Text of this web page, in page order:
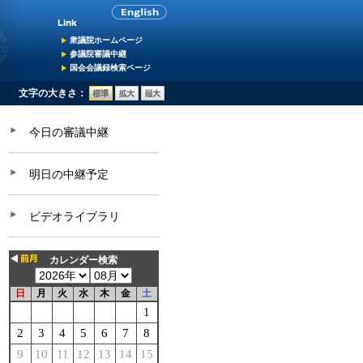
衆議院ホームページ
参議院審議中継
国会会議録検索ページ
文字の大きさ：
今日の審議中継
明日の中継予定
ビデオライブラリ
カレンダー検索
日 月 火 水 木 金 土
1
2
3 4 5 6 7
8
9
10 11 12 13 14
15